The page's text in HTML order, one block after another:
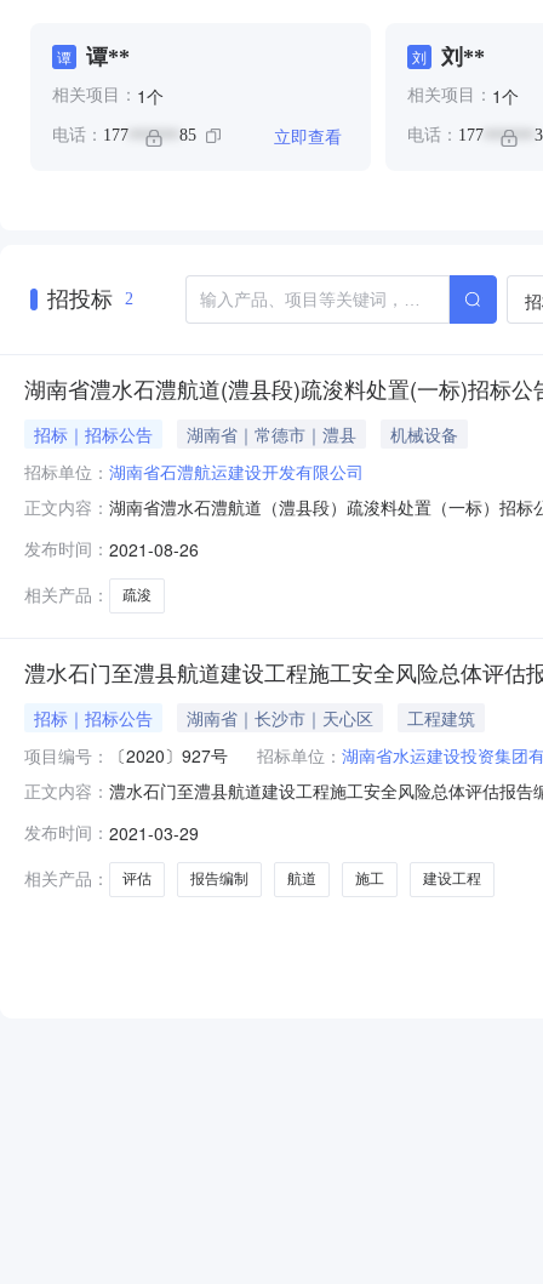
谭 谭**
相关项目： 1个
电话： 177 ****** 85 立即查看
刘 刘**
相关项目： 1个
电话： 177 ******
招投标 2
湖南省澧水石澧航道(澧县段)疏浚料处置(一标)招标公
招标｜招标公告 湖南省｜常德市｜澧县
机械设备
招标单位： 湖南省石澧航运建设开发有限公司
正文内容： 湖南省澧水石澧航道（澧县段）疏浚料处置（一标）招
澧水石澧航道（澧县段）疏浚料处置（一标）；2、项目
限：15个月。二、投标人资格要求1、本次招标要
发布时间： 2021-08-26
相关产品：
疏浚
澧水石门至澧县航道建设工程施工安全风险总体评估
招标｜招标公告 湖南省｜长沙市｜天心区
工程建筑
项目编号：
〔2020〕927号 招标单位： 湖南省水运建设投资集团
正文内容： 澧水石门至澧县航道建设工程施工安全风险总体评估报
筹。招标人为湖南省水运建设投资集团有限公司。项目
澧县航道建设工程属于2021年新
发布时间： 2021-03-29
相关产品：
评估 报告编制 航道 施工 建设工程